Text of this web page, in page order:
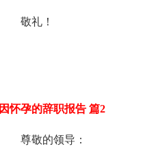
敬礼！
因怀孕的辞职报告 篇2
尊敬的领导：